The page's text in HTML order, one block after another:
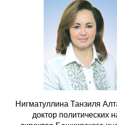
Нигматуллина Танзиля
доктор политических